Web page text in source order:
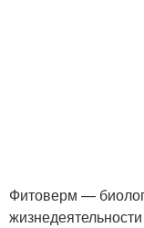
Фитоверм —